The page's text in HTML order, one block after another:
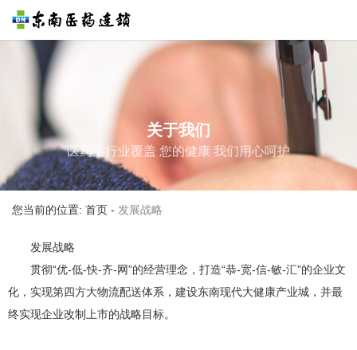
关于我们
医药全行业覆盖 您的健康 我们用心呵护
您当前的位置: 首页 - 发展战略
发展战略
贯彻“优-低-快-齐-网”的经营理念，打造“恭-宽-信-敏-汇”的企业文
化，实现第四方大物流配送体系，建设东南现代大健康产业城，并最
终实现企业改制上市的战略目标。